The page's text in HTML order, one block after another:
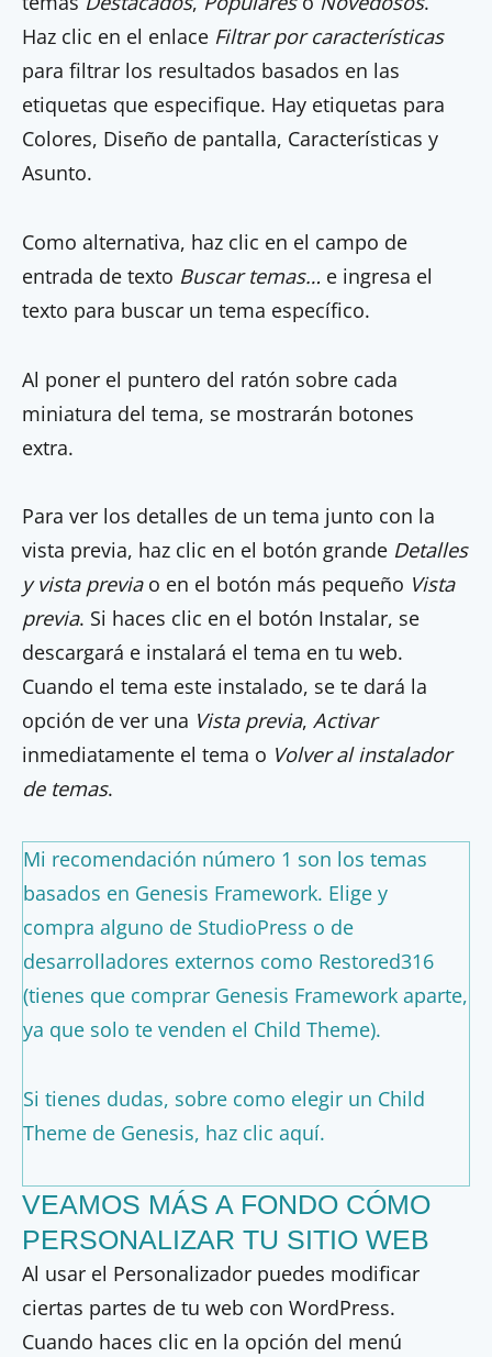
Haz clic en el enlace Filtrar por características
para filtrar los resultados basados en las
etiquetas que especifique. Hay etiquetas para
Colores, Diseño de pantalla, Características y
Asunto.
Como alternativa, haz clic en el campo de
entrada de texto Buscar temas… e ingresa el
texto para buscar un tema específico.
Al poner el puntero del ratón sobre cada
miniatura del tema, se mostrarán botones
extra.
Para ver los detalles de un tema junto con la
vista previa, haz clic en el botón grande Detalles
y vista previao en el botón más pequeño Vista
previa. Si haces clic en el botón Instalar, se
descargará e instalará el tema en tu web.
Cuando el tema este instalado, se te dará la
opción de ver una Vista previa, Activar
inmediatamente el tema o Volver al instalador
de temas.
Mi recomendación número 1 son los temas
basados en Genesis Framework. Elige y
compra alguno de StudioPress o de
desarrolladores externos como Restored316
(tienes que comprar Genesis Framework aparte,
ya que solo te venden el Child Theme).
Si tienes dudas, sobre como elegir un Child
Theme de Genesis, haz clic aquí.
VEAMOS MÁS A FONDO CÓMO
PERSONALIZAR TU SITIO WEB
Al usar el Personalizador puedes modificar
ciertas partes de tu web con WordPress.
Cuando haces clic en la opción del menú